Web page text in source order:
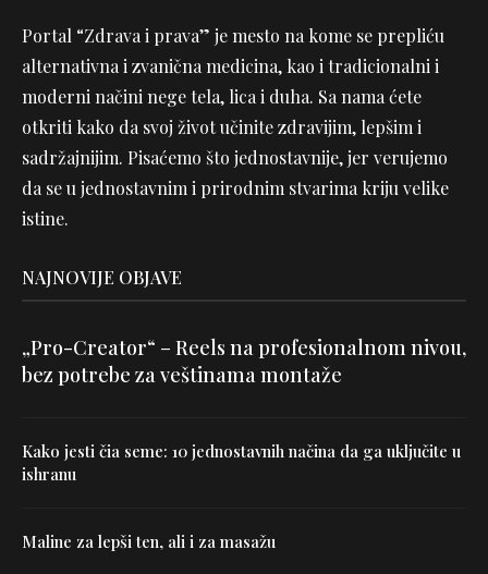
Portal “Zdrava i prava” je mesto na kome se prepliću
alternativna i zvanična medicina, kao i tradicionalni i
moderni načini nege tela, lica i duha. Sa nama ćete
otkriti kako da svoj život učinite zdravijim, lepšim i
sadržajnijim. Pisaćemo što jednostavnije, jer verujemo
da se u jednostavnim i prirodnim stvarima kriju velike
istine.
NAJNOVIJE OBJAVE
„Pro-Creator“ – Reels na profesionalnom nivou,
bez potrebe za veštinama montaže
Kako jesti čia seme: 10 jednostavnih načina da ga uključite u
ishranu
Maline za lepši ten, ali i za masažu